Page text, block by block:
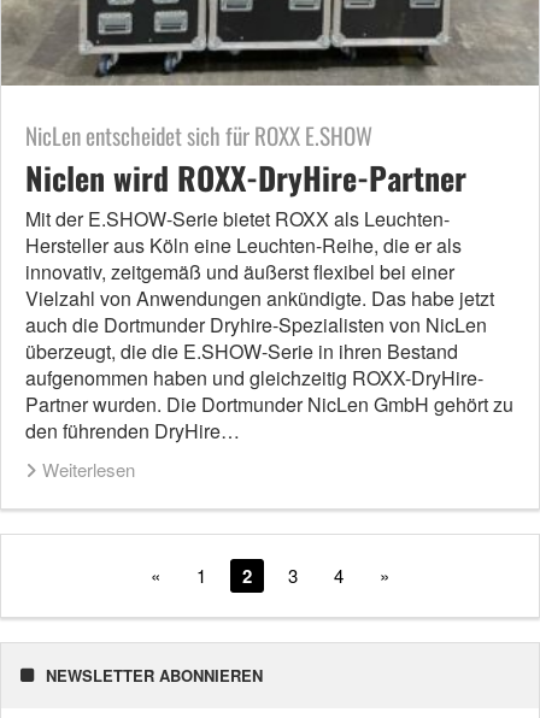
NicLen entscheidet sich für ROXX E.SHOW
Niclen wird ROXX-DryHire-Partner
­Mit der E.SHOW-Serie bietet ROXX als Leuchten-
Hersteller aus Köln eine Leuchten-Reihe, die er als
innovativ, zeitgemäß und äußerst flexibel bei einer
Vielzahl von Anwendungen ankündigte. Das habe jetzt
auch die Dortmunder Dryhire-Spezialisten von NicLen
überzeugt, die die E.SHOW-Serie in ihren Bestand
aufgenommen haben und gleichzeitig ROXX-DryHire-
Partner wurden. Die Dortmunder NicLen GmbH gehört zu
den führenden DryHire…
Weiterlesen
« 1 2 3 4 »
NEWSLETTER ABONNIEREN